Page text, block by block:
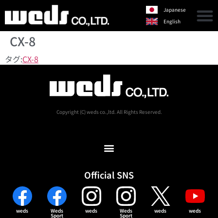
Japanese
English
CX-8
タグ:CX-8
Copyright (C) weds co.,ltd. All Rights Reserved.
Official SNS
weds Weds
Sport
weds Weds
Sport
weds weds